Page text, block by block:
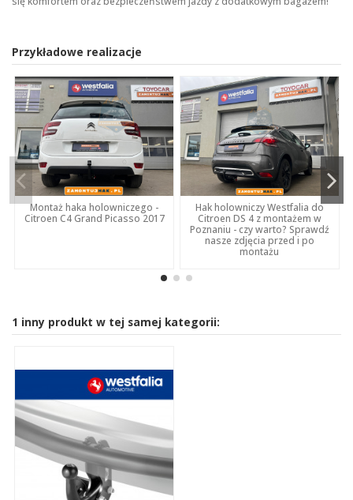
Przykładowe realizacje
Montaż haka holowniczego -
Citroen C4 Grand Picasso 2017
Hak holowniczy Westfalia do
Citroen DS 4 z montażem w
Poznaniu - czy warto? Sprawdź
nasze zdjęcia przed i po
montażu
1 inny produkt w tej samej kategorii: